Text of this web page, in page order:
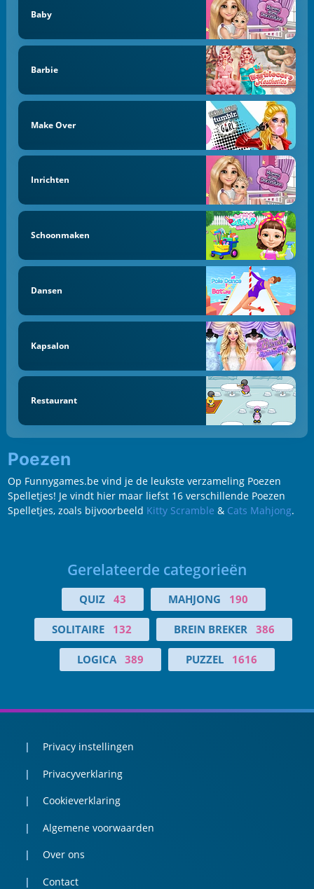
Baby
Barbie
Make Over
Inrichten
Schoonmaken
Dansen
Kapsalon
Restaurant
Poezen
Op Funnygames.be vind je de leukste verzameling Poezen
Spelletjes! Je vindt hier maar liefst 16 verschillende Poezen
Spelletjes, zoals bijvoorbeeld Kitty Scramble & Cats Mahjong.
Gerelateerde categorieën
QUIZ 43 MAHJONG 190
SOLITAIRE 132 BREIN BREKER 386
LOGICA 389 PUZZEL 1616
Privacy instellingen
Privacyverklaring
Cookieverklaring
Algemene voorwaarden
Over ons
Contact